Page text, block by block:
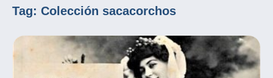
Tag: Colección sacacorchos